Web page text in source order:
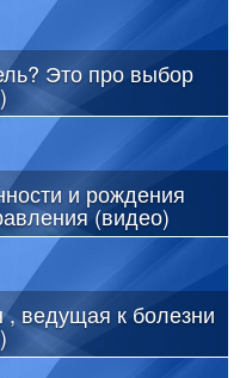
Это про выбор
и рождения
(видео)
ведущая к болезни